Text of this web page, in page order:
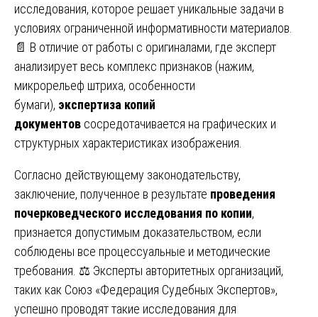
исследования, которое решает уникальные задачи в
условиях ограниченной информативности материалов.
📄 В отличие от работы с оригиналами, где эксперт
анализирует весь комплекс признаков (нажим,
микрорельеф штриха, особенности
бумаги), экспертиза копий
документов сосредотачивается на графических и
структурных характеристиках изображения.
Согласно действующему законодательству,
заключение, полученное в результате проведения
почерковедческого исследования по копии,
признается допустимым доказательством, если
соблюдены все процессуальные и методические
требования. ⚖️ Эксперты авторитетных организаций,
таких как Союз «Федерация Судебных Экспертов»,
успешно проводят такие исследования для